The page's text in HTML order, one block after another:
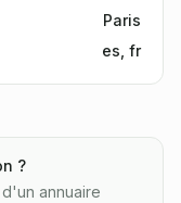
Paris
es, fr
?
annuaire